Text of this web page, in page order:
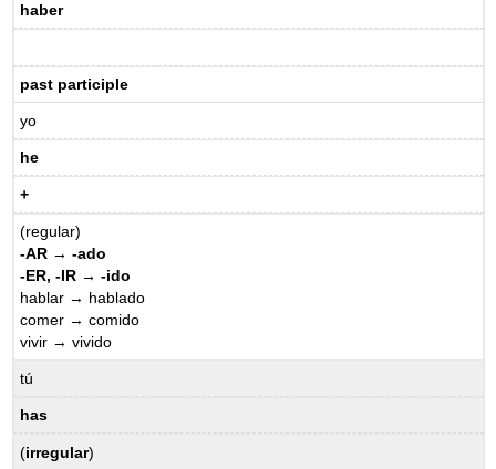
haber
past participle
yo
he
+
(regular)
-AR → -ado
-ER, -IR → -ido
hablar → hablado
comer → comido
vivir → vivido
tú
has
(irregular)